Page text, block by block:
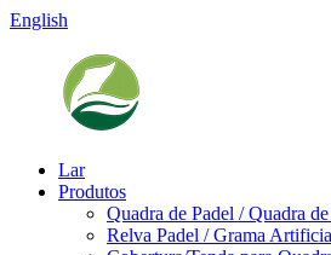
English
Lar
Produtos
Quadra de Padel / Quadra
Relva Padel / Grama